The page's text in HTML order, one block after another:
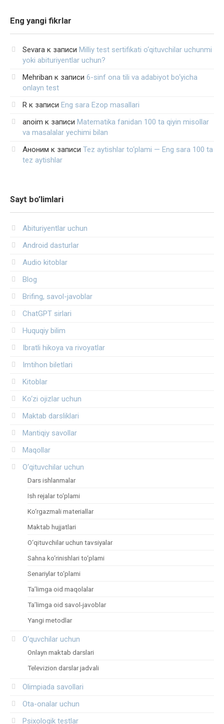
Eng yangi fikrlar
Sevara к записи Milliy test sertifikati o‘qituvchilar uchunmi
yoki abituriyentlar uchun?
Mehriban к записи 6-sinf ona tili va adabiyot bo‘yicha
onlayn test
R к записи Eng sara Ezop masallari
anoim к записи Matematika fanidan 100 ta qiyin misollar
va masalalar yechimi bilan
Аноним к записи Tez aytishlar to‘plami — Eng sara 100 ta
tez aytishlar
Sayt bo’limlari
Abituriyentlar uchun
Android dasturlar
Audio kitoblar
Blog
Brifing, savol-javoblar
ChatGPT sirlari
Huquqiy bilim
Ibratli hikoya va rivoyatlar
Imtihon biletlari
Kitoblar
Ko‘zi ojizlar uchun
Maktab darsliklari
Mantiqiy savollar
Maqollar
O‘qituvchilar uchun
Dars ishlanmalar
Ish rejalar to‘plami
Ko‘rgazmali materiallar
Maktab hujjatlari
O‘qituvchilar uchun tavsiyalar
Sahna ko‘rinishlari to‘plami
Senariylar to‘plami
Ta’limga oid maqolalar
Ta’limga oid savol-javoblar
Yangi metodlar
O‘quvchilar uchun
Onlayn maktab darslari
Televizion darslar jadvali
Olimpiada savollari
Ota-onalar uchun
Psixologik testlar